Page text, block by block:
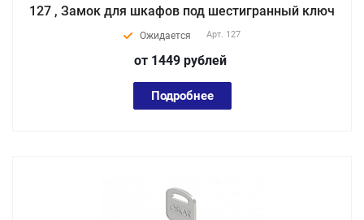
127 , Замок для шкафов под шестигранный ключ
Ожидается Арт. 127
от 1449 рублей
Подробнее